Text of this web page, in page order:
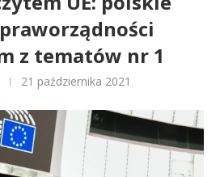
z tematów nr 1
21 października 2021